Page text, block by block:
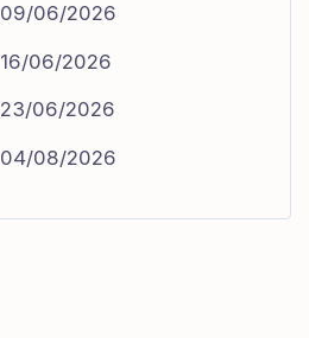
09/06/2026
06/2026
23/06/2026
04/08/2026